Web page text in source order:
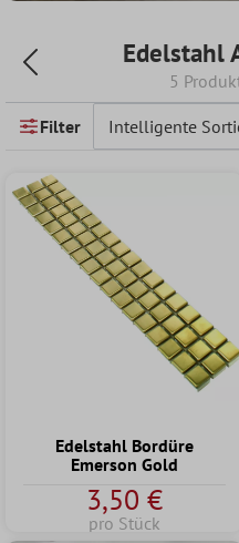
Edelstahl
5
Filter
Edelstahl Bordüre
Emerson Gold
3,50 €
pro Stück